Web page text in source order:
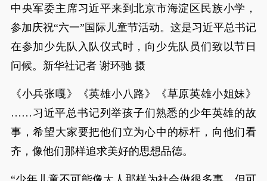
中央军委主席习近平来到北京市海淀区民族小学，
参加庆祝“六一”国际儿童节活动。这是习近平总书记
在参加少先队入队仪式时，向少先队员们致以节日
问候。新华社记者 谢环驰 摄
《小兵张嘎》《英雄小八路》《草原英雄小姐妹》
……习近平总书记列举孩子们熟悉的少年英雄的故
事，希望大家要把他们立为心中的标杆，向他们看
齐，像他们那样追求美好的思想品德。